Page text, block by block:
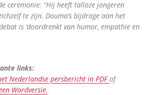
ceremonie: “Hij heeft talloze jongeren
te zijn. Douma’s bijdrage aan het
is ‘doordrenkt van humor, empathie en
links:
Nederlandse persbericht in PDFof
Wordversie.